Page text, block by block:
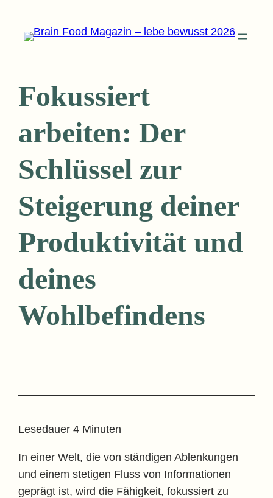
Inhalt
Fokussiert
arbeiten: Der
Schlüssel zur
Steigerung deiner
Produktivität und
deines
Wohlbefindens
Lesedauer 4 Minuten
In einer Welt, die von ständigen Ablenkungen
und einem stetigen Fluss von Informationen
geprägt ist, wird die Fähigkeit, fokussiert zu